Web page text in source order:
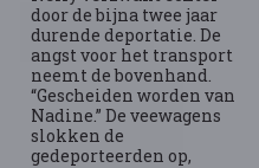
door de bijna twee jaar
durende deportatie. De
angst voor het transport
neemt de bovenhand.
“Gescheiden worden van
Nadine.” De veewagens
slokken de
gedeporteerden op,